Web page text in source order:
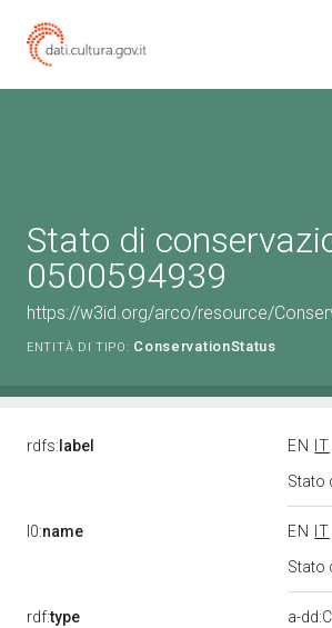
Stato di
0500594939
https://w3id.org/arco/resource/
ENTITÀ DI TIPO: ConservationStatus
rdfs: label EN
IT
Stato
l0:name EN
IT
Stato
rdf:type
a-